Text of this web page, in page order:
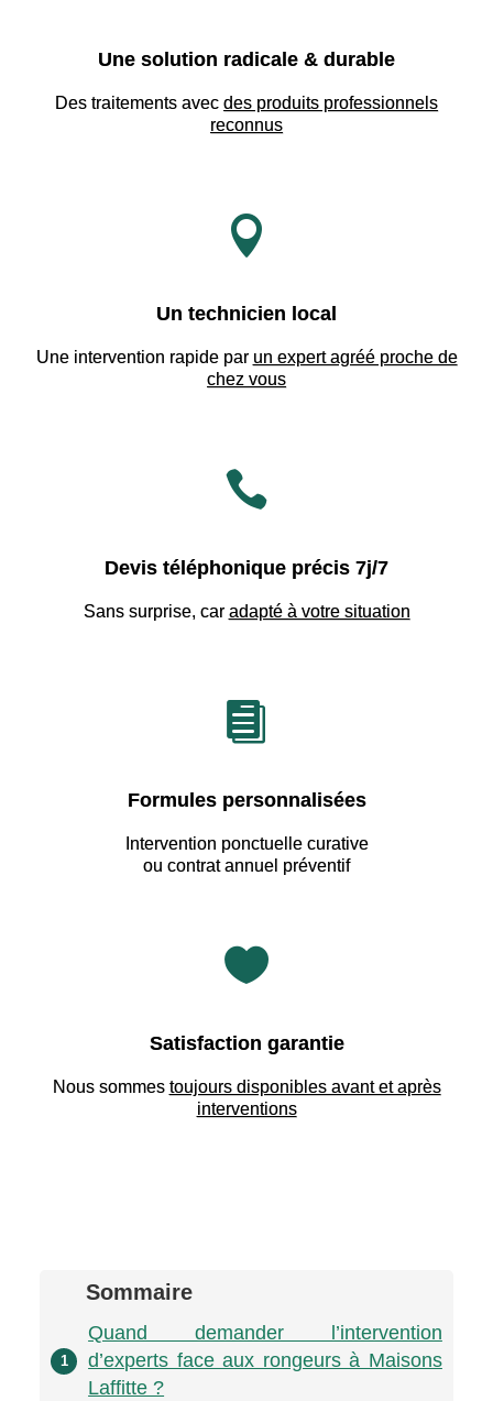
Une solution radicale & durable
Des traitements avec des produits professionnels
reconnus

Un technicien local
Une intervention rapide par un expert agréé proche de
chez vous

Devis téléphonique précis 7j/7
Sans surprise, car adapté à votre situation

Formules personnalisées
Intervention ponctuelle curative
ou contrat annuel préventif

Satisfaction garantie
Nous sommes toujours disponibles avant et après
interventions
Sommaire
1
Quand demander l’intervention
d’experts face aux rongeurs à Maisons
Laffitte ?